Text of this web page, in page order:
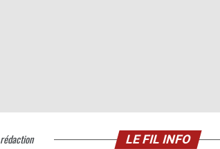
LE FIL INFO